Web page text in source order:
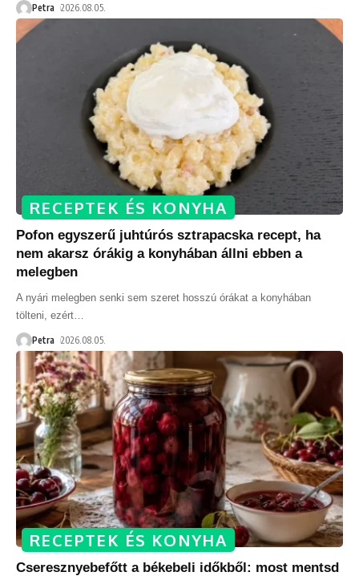
Petra 2026.08.05.
RECEPTEK ÉS KONYHA
Pofon egyszerű juhtúrós sztrapacska recept, ha
nem akarsz órákig a konyhában állni ebben a
melegben
A nyári melegben senki sem szeret hosszú órákat a konyhában
tölteni, ezért
Petra 2026.08.05.
RECEPTEK ÉS KONYHA
Cseresznyebefőtt a békebeli időkből: most mentsd